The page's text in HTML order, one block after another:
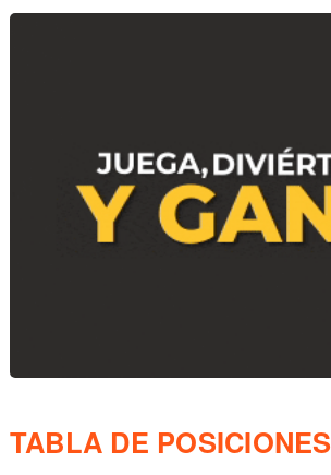
TABLA DE POSICIONES